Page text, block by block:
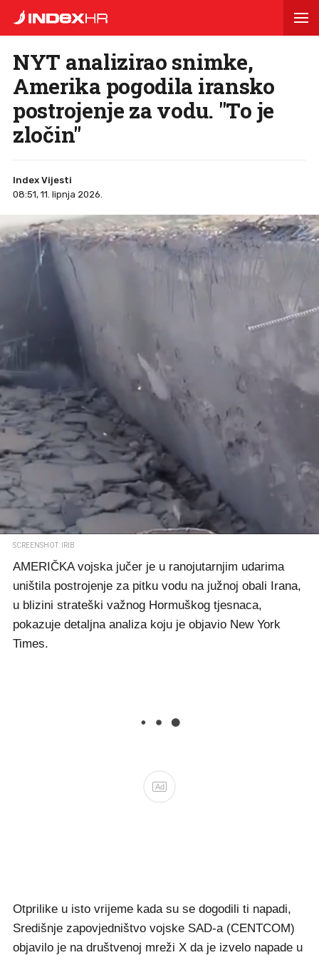
NYT analizirao snimke,
Amerika pogodila iransko
postrojenje za vodu. "To je
zločin"
Index Vijesti
08:51, 11. lipnja 2026.
SCREENSHOT: IRIB
AMERIČKA vojska jučer je u ranojutarnjim udarima
uništila postrojenje za pitku vodu na južnoj obali Irana,
u blizini strateški važnog Hormuškog tjesnaca,
pokazuje detaljna analiza koju je objavio New York
Times.
Ad
Otprilike u isto vrijeme kada su se dogodili ti napadi,
Središnje zapovjedništvo vojske SAD-a (CENTCOM)
objavilo je na društvenoj mreži X da je izvelo napade u